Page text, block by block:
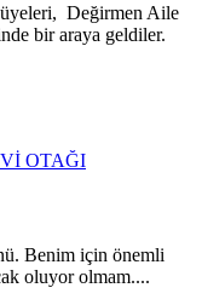
Değirmen Aile
bir araya geldiler.
OTAĞI
Benim için önemli
oluyor olmam....